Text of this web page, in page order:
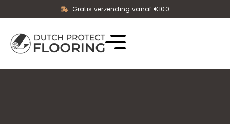
Gratis verzending vanaf €100